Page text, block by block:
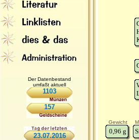
Der Datenbestand
umfaßt aktuell
1103
157
23.07.2016
Gewicht
0,96 g